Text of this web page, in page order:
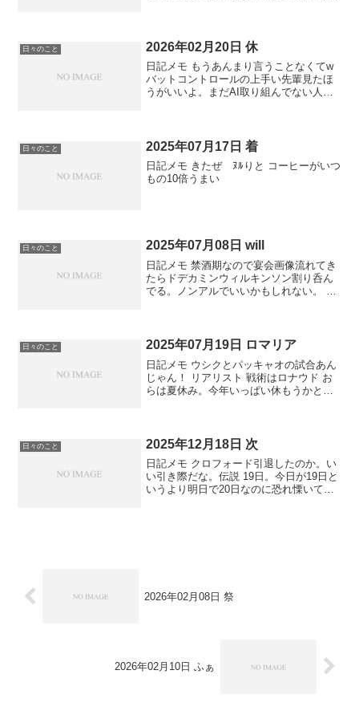
超えてる...
日々のこと 2026年02月20日 休
日記メモ もうあんまり言うことなくてw
バットコントロールの上手い先輩見たほ
うがいいよ。まだAI取り組んでない人は
日々のこと 2025年07月17日 着
日記メモ きたぜ ﾇﾙりと コーヒーがいつ
もの10倍うまい
日々のこと 2025年07月08日 will
日記メモ 禁酒期なので宴会画像流れてき
たらドデカミンウィルキンソン割り呑ん
でる。ノンアルでいいかもしれない。 今
アメリカの早朝ビ...
日々のこと 2025年07月19日 ロマリア
日記メモ ウシクとパッキャオの試合あん
じゃん！ リアリスト 戦術はロナウド お
らは夏休み。今年いっぱい休もうかと思
日々のこと 2025年12月18日 次
日記メモ クロフォード引退したのか。い
い引き際だな。伝説 19日。今日が19日と
いうより明日で20日なのに恐れ慄いてい
2026年02月08日 祭
2026年02月10日 ふぁ